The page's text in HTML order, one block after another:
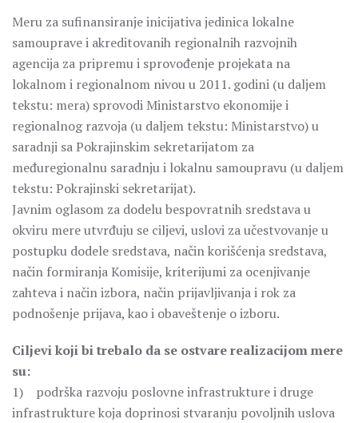
Meru za sufinansiranje inicijativa jedinica lokalne
samouprave i akreditovanih regionalnih razvojnih
agencija za pripremu i sprovođenje projekata na
lokalnom i regionalnom nivou u 2011. godini (u daljem
tekstu: mera) sprovodi Ministarstvo ekonomije i
regionalnog razvoja (u daljem tekstu: Ministarstvo) u
saradnji sa Pokrajinskim sekretarijatom za
međuregionalnu saradnju i lokalnu samoupravu (u daljem
tekstu: Pokrajinski sekretarijat).
Javnim oglasom za dodelu bespovratnih sredstava u
okviru mere utvrđuju se ciljevi, uslovi za učestvovanje u
postupku dodele sredstava, način korišćenja sredstava,
način formiranja Komisije, kriterijumi za ocenjivanje
zahteva i način izbora, način prijavljivanja i rok za
podnošenje prijava, kao i obaveštenje o izboru.
Ciljevi koji bi trebalo da se ostvare realizacijom mere
su:
1) podrška razvoju poslovne infrastrukture i druge
infrastrukture koja doprinosi stvaranju povoljnih uslova